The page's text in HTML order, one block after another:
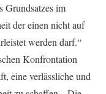
Grundsatzes im
der einen nicht auf
werden darf.“
Konfrontation
eine verlässliche und